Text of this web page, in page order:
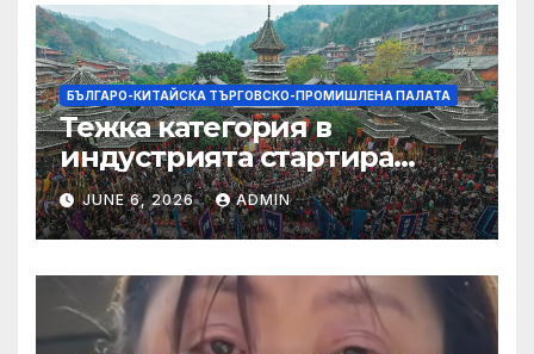
БЪЛГАРО-КИТАЙСКА ТЪРГОВСКО-ПРОМИШЛЕНА ПАЛАТА
Тежка категория в
индустрията стартира
алианс за космическа
слънчева енергия
JUNE 6, 2026 ADMIN